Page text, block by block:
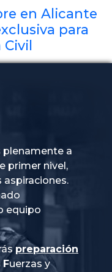
en Alicante
para
Civil
plenamente a
primer nivel,
aspiraciones.
equipo
preparación
Fuerzas y